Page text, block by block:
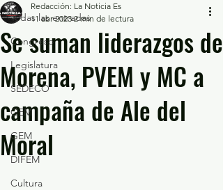
Todas las entradas
Congreso
Legislatura
SEDECO
GEM
GEM
DIFEM
Cultura
Se suman liderazgos de
Morena, PVEM y MC a
campaña de Ale del
Moral
Redacción: La Noticia Es
11 abr 2023 2 min de lectura